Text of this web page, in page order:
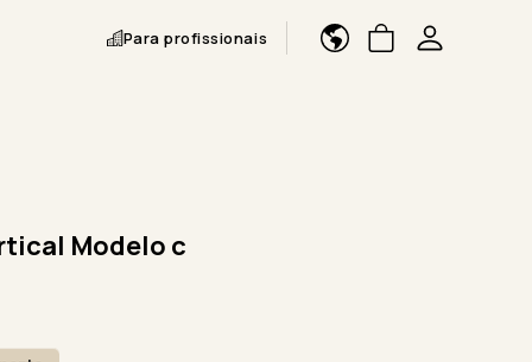
Para profissionais
Modelo c